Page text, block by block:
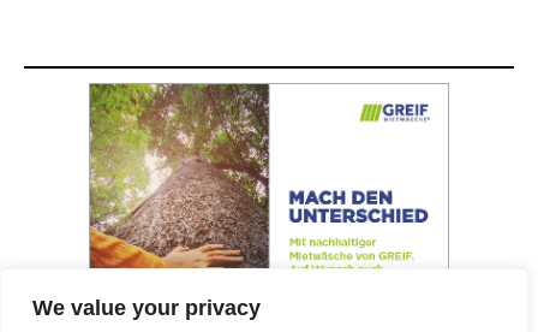
We value your privacy